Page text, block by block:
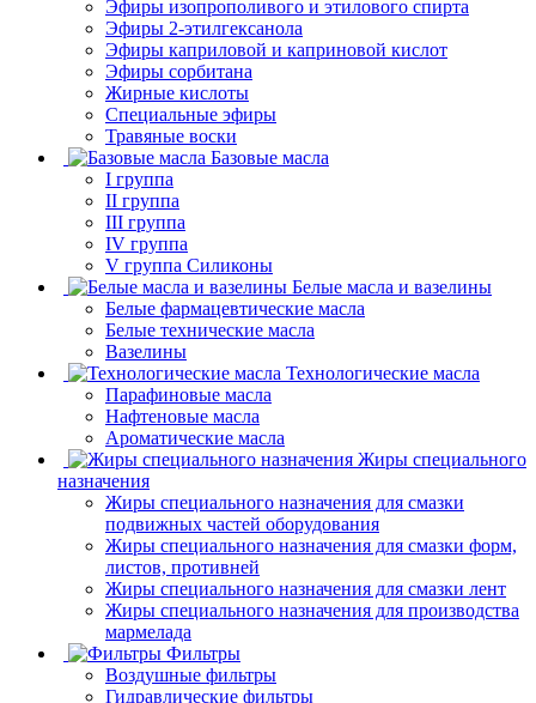
Эфиры изопрополивого и этилового спирта
Эфиры 2-этилгексанола
Эфиры каприловой и каприновой кислот
Эфиры сорбитана
Жирные кислоты
Специальные эфиры
Травяные воски
Базовые масла
I группа
II группа
III группа
IV группа
V группа Силиконы
Белые масла и вазелины
Белые фармацевтические масла
Белые технические масла
Вазелины
Технологические масла
Парафиновые масла
Нафтеновые масла
Ароматические масла
Жиры специального
назначения
Жиры специального назначения для смазки
подвижных частей оборудования
Жиры специального назначения для смазки форм,
листов, противней
Жиры специального назначения для смазки лент
Жиры специального назначения для производства
мармелада
Фильтры
Воздушные фильтры
Гидравлические фильтры